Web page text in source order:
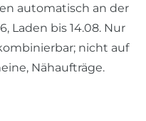
automatisch an der
Laden bis 14.08. Nur
nicht auf
Nähaufträge.